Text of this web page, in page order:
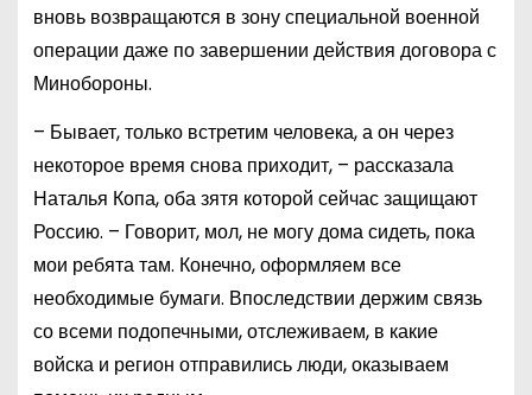
вновь возвращаются в зону специальной военной
операции даже по завершении действия договора с
Минобороны.
– Бывает, только встретим человека, а он через
некоторое время снова приходит, – рассказала
Наталья Копа, оба зятя которой сейчас защищают
Россию. – Говорит, мол, не могу дома сидеть, пока
мои ребята там. Конечно, оформляем все
необходимые бумаги. Впоследствии держим связь
со всеми подопечными, отслеживаем, в какие
войска и регион отправились люди, оказываем